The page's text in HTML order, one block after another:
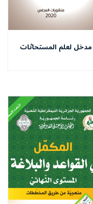
مدخل لعلم المستحاثات